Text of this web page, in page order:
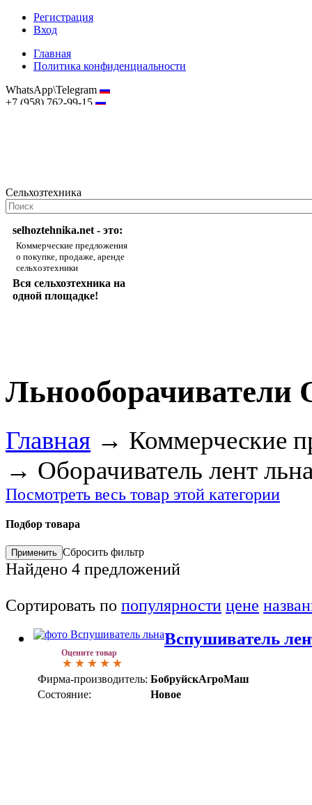
Регистрация
Вход
Главная
Политика конфиденциальности
WhatsApp\Telegram
+7 (958) 762-99-15
Сельхозтехника
selhoztehnika.net - это:
Коммерческие предложения
о покупке, продаже, аренде
сельхозтехники
Вся сельхозтехника на
одной площадке!
Льнооборачиватели
Главная → Коммерческие
→ Оборачиватель лент
Посмотреть весь товар этой категории
Подбор товара
Сбросить фильтр
Найдено 4 предложений
Сортировать по популярности цене
Оцените товар
Вспушиватель
Фирма-производитель: БобруйскАгроМаш
Состояние:
Новое